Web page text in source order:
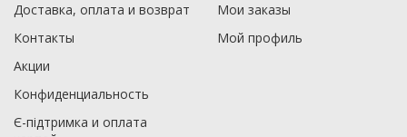
Доставка, оплата и возврат
Контакты
Акции
Конфиденциальность
Є-підтримка и оплата
Мои заказы
Мой профиль